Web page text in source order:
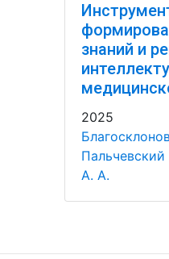
знаний и
2025
А. А.